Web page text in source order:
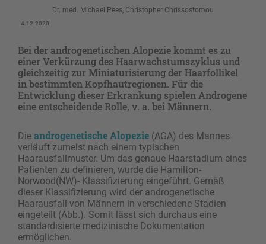
Dr. med. Michael Pees, Christopher Chrissostomou
4.12.2020
Bei der androgenetischen Alopezie kommt es zu
einer Verkürzung des Haarwachstumszyklus und
gleichzeitig zur Miniaturisierung der Haarfollikel
in bestimmten Kopfhautregionen. Für die
Entwicklung dieser Erkrankung spielen Androgene
eine entscheidende Rolle, v. a. bei Männern.
Die androgenetische Alopezie (AGA) des Mannes
verläuft zumeist nach einem typischen
Haarausfallmuster. Um das genaue Haarstadium eines
Patienten zu definieren, wurde die Hamilton-
Norwood(NW)- Klassifizierung eingeführt. Gemäß
dieser Klassifizierung wird der androgenetische
Haarausfall von Männern in verschiedene Stadien
eingeteilt (Abb.). Somit lässt sich durchaus eine
standardisierte medizinische Dokumentation
ermöglichen.